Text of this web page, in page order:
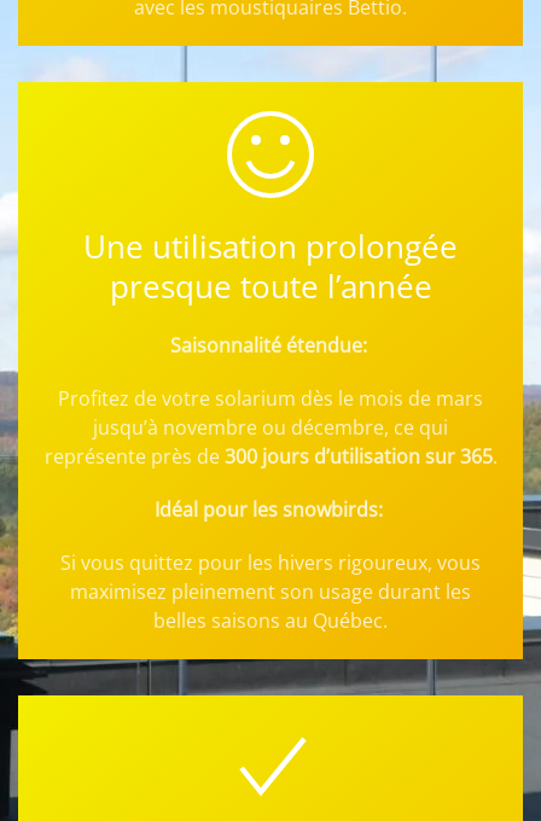
avec les moustiquaires Bettio.
Une utilisation prolongée
presque toute l’année
Saisonnalité étendue:
Profitez de votre solarium dès le mois de mars
jusqu’à novembre ou décembre, ce qui
représente près de 300 jours d’utilisation sur 365.
Idéal pour les snowbirds:
Si vous quittez pour les hivers rigoureux, vous
maximisez pleinement son usage durant les
belles saisons au Québec.